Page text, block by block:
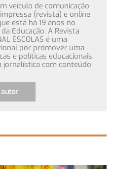
veículo de comunicação
(revista) e online
está há 19 anos no
Educação. A Revista
ESCOLAS é uma
por promover uma
e políticas educacionais,
com conteúdo